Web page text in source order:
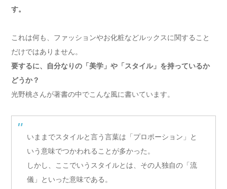
す。
これは何も、ファッションやお化粧などルックスに関すること
だけではありません。
要するに、自分なりの「美学」や「スタイル」を持っているか
どうか？
光野桃さんが著書の中でこんな風に書いています。
いままでスタイルと言う言葉は「プロポーション」と
いう意味でつかわれることが多かった。
しかし、ここでいうスタイルとは、その人独自の「流
儀」といった意味である。